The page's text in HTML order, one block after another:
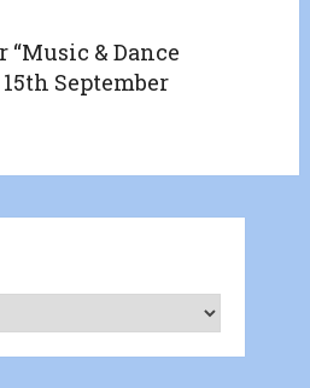
“Music & Dance
September